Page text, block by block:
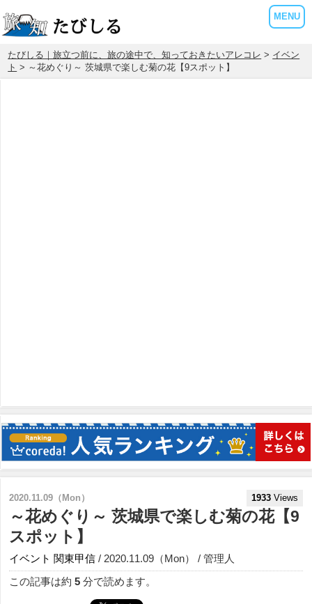
MENU
たびしる｜旅立つ前に、旅の途中で、知っておきたいアレコレ > イベン
ト > ～花めぐり～ 茨城県で楽しむ菊の花【9スポット】
2020.11.09（Mon） 1933 Views
～花めぐり～ 茨城県で楽しむ菊の花【9
スポット】
イベント 関東甲信 / 2020.11.09（Mon） / 管理人
この記事は約 5 分で読めます。